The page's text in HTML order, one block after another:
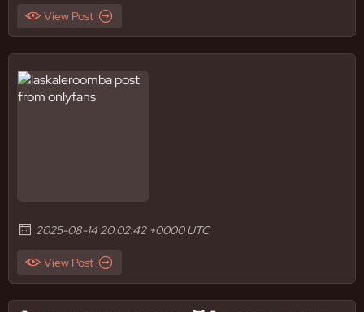
View Post
2025-08-14 20:02:42 +0000 UTC
View Post